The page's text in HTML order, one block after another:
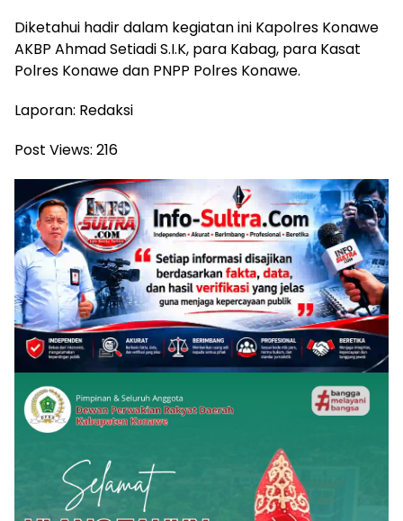
Diketahui hadir dalam kegiatan ini Kapolres Konawe
AKBP Ahmad Setiadi S.I.K, para Kabag, para Kasat
Polres Konawe dan PNPP Polres Konawe.
Laporan: Redaksi
Post Views: 216